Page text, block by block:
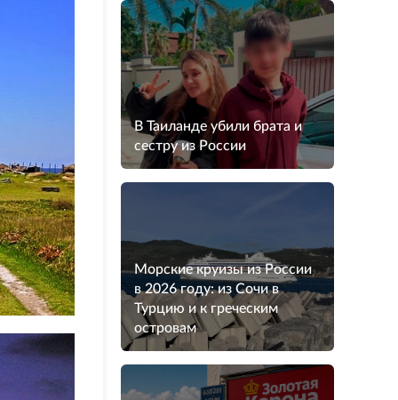
В Таиланде убили брата и
сестру из России
Морские круизы из России
в 2026 году: из Сочи в
Турцию и к греческим
островам